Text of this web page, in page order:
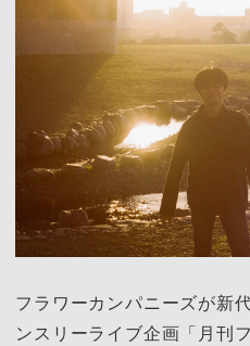
フラワーカンパニーズが新
ンスリーライブ企画「月刊